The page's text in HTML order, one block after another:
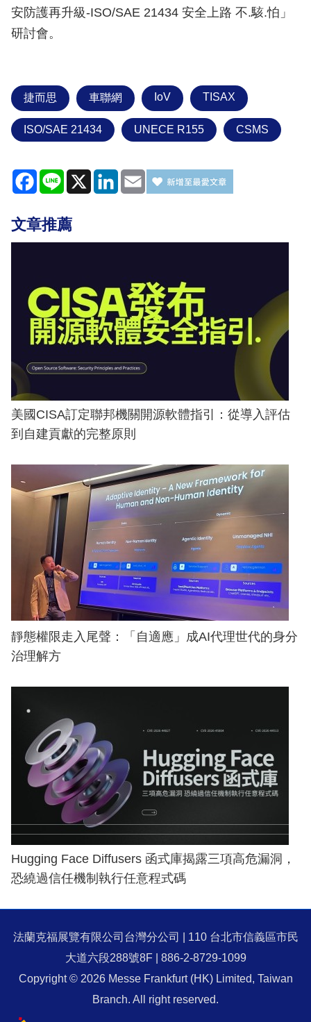
安防護再升級-ISO/SAE 21434 安全上路 不.駭.怕」
研討會。
捷而思 車聯網 IoV TISAX
ISO/SAE 21434 UNECE R155 CSMS
Facebook
Line X LinkedIn
Email
文章推薦
美國CISA訂定聯邦機關開源軟體指引：從導入評估
到自建貢獻的完整原則
靜態權限走入尾聲：「自適應」成AI代理世代的身分
治理解方
Hugging Face Diffusers 函式庫揭露三項高危漏洞，
恐繞過信任機制執行任意程式碼
法蘭克福展覽有限公司台灣分公司 | 110 台北市信義區市民
大道六段288號8F | 886-2-8729-1099
Copyright © 2026 Messe Frankfurt (HK) Limited, Taiwan
Branch. All right reserved.